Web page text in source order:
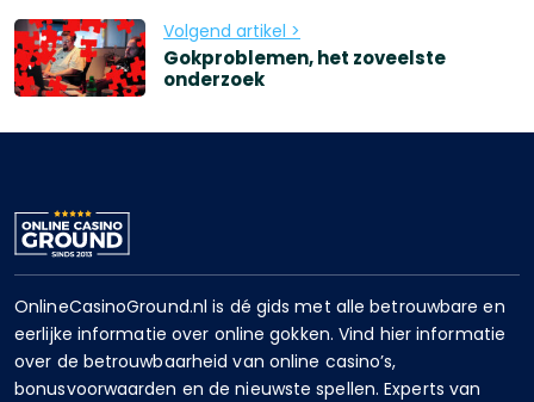
Volgend artikel >
Gokproblemen, het zoveelste
onderzoek
OnlineCasinoGround.nl is dé gids met alle betrouwbare en
eerlijke informatie over online gokken. Vind hier informatie
over de betrouwbaarheid van online casino’s,
bonusvoorwaarden en de nieuwste spellen. Experts van